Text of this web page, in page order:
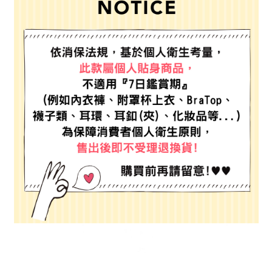
3.實際核准額度、可分期數及費用金額請依後續交易確認頁面所載為準。
消。如遇「轉專審核」未通過狀況，表示未達大哥付你分期系統評分，恕無
法說明評估內容。
【繳款方式說明】
1.分期款項不併入電信帳單，「大哥付你分期」於每月結算日後寄送繳費提
2.透過簡訊連結打開帳單後，可選擇「超商條碼／台灣大直營門市／銀行轉
帳／街口支付／iPASS MONEY」等通路繳費。
【注意事項】
1.本服務係由「台灣大哥大股份有限公司」（以下簡稱本公司）所提供，讓
用戶於交易時，得透過本服務購買商品或服務，並由商店將買賣／分期付款
買賣價金債權讓與本公司後，依約使用本公司帳單繳交帳款。
2.基於同意付款使用「大哥付你分期」之契約關係目的，商店將以您的個人
資料（包含姓名、電話或地址）提供予台灣大哥大進項蒐集、處理及利用，
由本公司與您本人進行分期帳單所需資料之確認、核對及更正。
3.完整用戶服務條款，請詳閱以下連結：
AFTEE先享後付是「在收到商品之後才付款」的支付方式。 讓您購物簡單便
１．簡單：不需註冊會員、不需綁卡、不需儲值。
２．便利：只要手機號碼，簡訊認證，即可結帳。
３．安心：先確認商品／服務後，再付款。
【「AFTEE先享後付」結帳流程】
１．於結帳方式選擇「AFTEE先享後付」後，將跳轉至「AFTEE先享後付」
結帳頁面，進行簡訊認證並確認金額後，即可完成結帳。
２．訂單成立數日內，您將收到繳費通知簡訊。
３．收到繳費通知簡訊後14天內，點擊此簡訊中的連結，可透過四大超商／
ATM／網路銀行／等多元方式進行付款，方視為交易完成。
※ 請注意：結帳手續完成當下不需立刻繳費，但若您需要取消訂單，請聯絡
購買商品的店家。未經商家同意取消之訂單仍視為有效，需透過AFTEE先享
後付繳納相關費用。
※ 交易是否成功請以「AFTEE先享後付 」之結帳頁面顯示為準，若有關於
是否繳費成功／繳費後需取消欲退款等相關疑問，請聯繫「AFTEE先享後付
客戶支援中心」https://netprotections.freshdesk.com/support/home
【注意事項】
全家 取貨付款
每筆NT$80，滿NT$888(含以上)免運費
每筆NT$80，滿NT$888(含以上)免運費
7-11 取貨付款
每筆NT$80，滿NT$1,500(含以上)免運費
付款後 7-11取貨
每筆NT$80，滿NT$1,500(含以上)免運費
宅配
每筆NT$80，滿NT$1,500(含以上)免運費